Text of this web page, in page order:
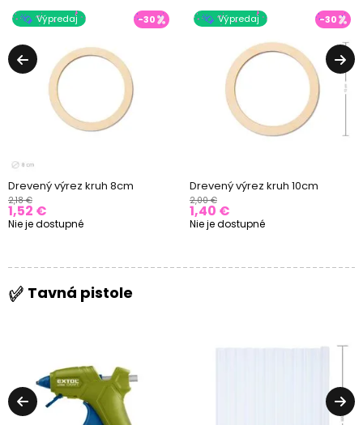
Výpredaj -30
Drevený výrez kruh 8cm
2,18 €
1,52 €
Nie je dostupné
Výpredaj -30
Drevený výrez kruh 10cm
2,00 €
1,40 €
Nie je dostupné
Tavná pistole